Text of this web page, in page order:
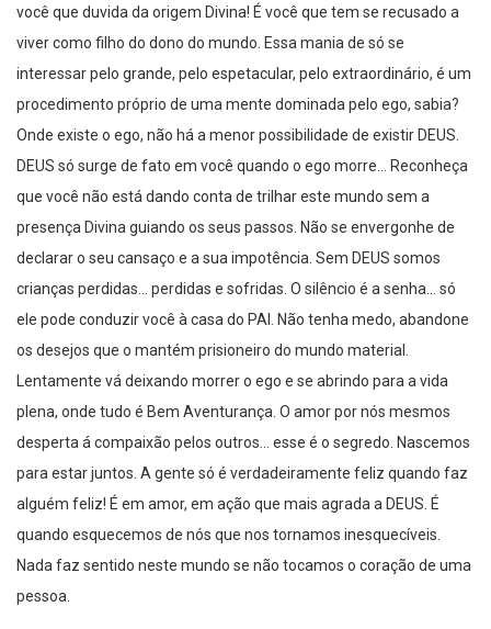
você que duvida da origem Divina! É você que tem se recusado a
viver como filho do dono do mundo. Essa mania de só se
interessar pelo grande, pelo espetacular, pelo extraordinário, é um
procedimento próprio de uma mente dominada pelo ego, sabia?
Onde existe o ego, não há a menor possibilidade de existir DEUS.
DEUS só surge de fato em você quando o ego morre… Reconheça
que você não está dando conta de trilhar este mundo sem a
presença Divina guiando os seus passos. Não se envergonhe de
declarar o seu cansaço e a sua impotência. Sem DEUS somos
crianças perdidas… perdidas e sofridas. O silêncio é a senha… só
ele pode conduzir você à casa do PAI. Não tenha medo, abandone
os desejos que o mantém prisioneiro do mundo material.
Lentamente vá deixando morrer o ego e se abrindo para a vida
plena, onde tudo é Bem Aventurança. O amor por nós mesmos
desperta á compaixão pelos outros… esse é o segredo. Nascemos
para estar juntos. A gente só é verdadeiramente feliz quando faz
alguém feliz! É em amor, em ação que mais agrada a DEUS. É
quando esquecemos de nós que nos tornamos inesquecíveis.
Nada faz sentido neste mundo se não tocamos o coração de uma
pessoa.